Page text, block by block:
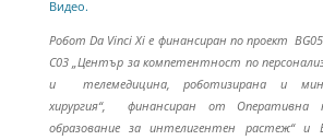
Видео.
Робот Da Vinci Xi е финансиран по проект
C03 „Център за компетентност по
и телемедицина, роботизирана и
хирургия“, финансиран от Оперативна
образование за интелигентен растеж“ и